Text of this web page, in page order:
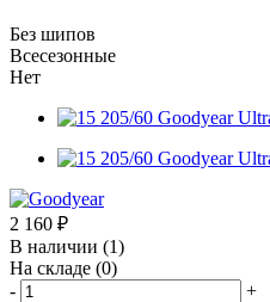
Без шипов
Всесезонные
Нет
2 160 ₽
В наличии (1)
На складе (0)
-
+